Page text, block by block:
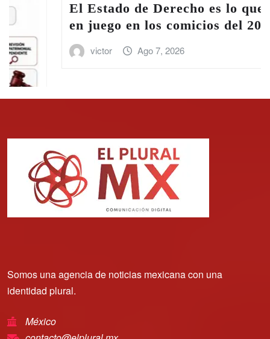
El Estado de Derecho es lo que está
en juego en los comicios del 2027
Ago 7, 2026
Somos una agencia de noticias mexicana con una
identidad plural.
México